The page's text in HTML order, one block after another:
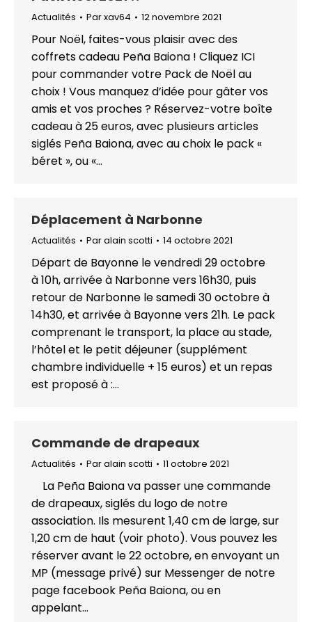
Actualités Parxav64 12 novembre 2021
Pour Noël, faites-vous plaisir avec des
coffrets cadeau Peña Baiona ! Cliquez ICI
pour commander votre Pack de Noël au
choix ! Vous manquez d’idée pour gâter vos
amis et vos proches ? Réservez-votre boîte
cadeau à 25 euros, avec plusieurs articles
siglés Peña Baiona, avec au choix le pack «
béret », ou «…
Déplacement à Narbonne
Actualités Paralain scotti 14 octobre 2021
Départ de Bayonne le vendredi 29 octobre
à 10h, arrivée à Narbonne vers 16h30, puis
retour de Narbonne le samedi 30 octobre à
14h30, et arrivée à Bayonne vers 21h. Le pack
comprenant le transport, la place au stade,
l’hôtel et le petit déjeuner (supplément
chambre individuelle + 15 euros) et un repas
est proposé à :…
Commande de drapeaux
Actualités Paralain scotti 11 octobre 2021
La Peña Baiona va passer une commande
de drapeaux, siglés du logo de notre
association. Ils mesurent 1,40 cm de large, sur
1,20 cm de haut (voir photo). Vous pouvez les
réserver avant le 22 octobre, en envoyant un
MP (message privé) sur Messenger de notre
page facebook Peña Baiona, ou en
appelant…